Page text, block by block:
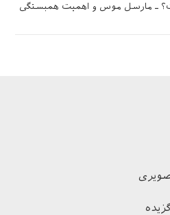
ـ مارسل موس و اهمیت همبستگی